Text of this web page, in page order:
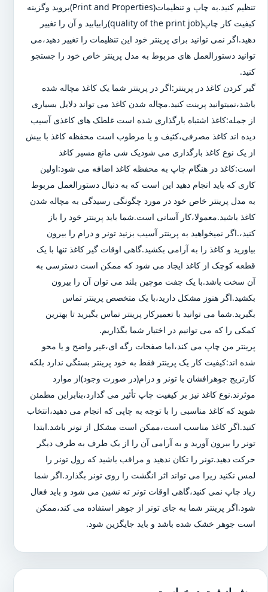
تنظیم کنید.به چاپ و تنظیمات(Print and Properties)بروید وگزینه
کیفیت کار چاپ(quality of the print job)رابیابید و آن را تغییر
دهید.اگر نمی توانید برای پرینتر خود این تنظیمات را تغییر دهید،می
توانید دستورالعمل های مربوط به مدل پرینتر خاص خود را جستجو
کنید.
گیر کردن کاغذ در پرینتر:اگر در پرینتر شما یک کاغذ مچاله شده
باشد،نمیتوانید پرینت کنید.مچاله شدن کاغذ می تواند دلایل بسیاری
از جمله:کاغذ اشتباه بارگذاری شده است غلطک های کاغذی آسیب
دیده اند کاغذ مصرفی،کثیف و یا مرطوب است محفظه کاغذ با بیش
از یک نوع کاغذ بارگذاری می شودیک شی مانع مسیر کاغذ
است:کاغذ در هنگام چاپ به محفظه کاغذ اضافه می شود:اولین
کاری که باید انجام دهید این است که به دنبال دستورالعمل مربوط
به مدل پرینتر خاص خود در مورد چگونگی رسیدگی به مچاله شدن
کاغذ باشید.معمولا،کار آسانی است.شما باید پرینتر خود را باز
کنید،.اگر نمیخواهید به پرینتر آسیب بزنید تونر و درام را بیرون
بیاورید و کاغذ را به آرامی بکشید.گاهی اوقات گیر کاغذ تنها با یک
قطعه کوچک از کاغذ ایجاد می شود که ممکن است دسترسی به
آن سخت باشد.با یک جفت موچین بلند می توان آن را بیرون
بکشید.اگر هنوز مشکل دارید،با یک متخصص پرینتر تماس
بگیرید.شما می توانید با تعمیرکار پرینتر تماس بگیرید تا بهترین
کمکی را که می توانیم در اختیار شما بگذاریم.
پرینتر من چاپ می کند،اما صفحات رگه ای،غیر واضح و یا محو
شده اند:کیفیت کار یک پرینتر فقط به خود پرینتر بستگی ندارد بلکه
کارتریج جوهرافشان یا تونر و درام(در صورت وجود)از موارد
موثرند.نوع کاغذ نیز بر کیفیت چاپ تأثیر می گذارد،بنابراین مطمئن
شوید که کاغذ مناسبی را با توجه به چاپی که انجام می دهید،انتخاب
کنید.اگر کاغذ مناسب است،ممکن است مشکل از تونر باشد.ابتدا
تونر را بیرون آورید و به آرامی آن را از یک طرف به طرف دیگر
حرکت دهید.تونر را تکان ندهید و مراقب باشید که رول تونر را
لمس نکنید زیرا می تواند اثر انگشت را روی تونر بگذارد.اگر شما
زیاد چاپ نمی کنید،گاهی اوقات تونر ته نشین می شود و باید فعال
شود.اگر پرینتر شما به جای تونر از جوهر استفاده می کند،ممکن
است جوهر خشک شده باشد و باید جایگزین شود.